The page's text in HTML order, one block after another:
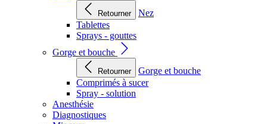
Retourner
Nez
Tablettes
Sprays - gouttes
Gorge et bouche
Retourner
Gorge et bouche
Comprimés à sucer
Spray - solution
Anesthésie
Diagnostiques